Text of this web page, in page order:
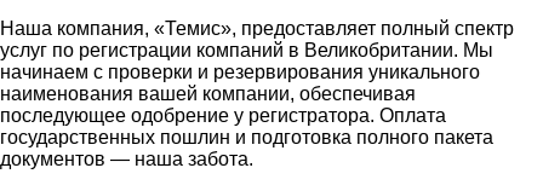
Наша компания, «Темис», предоставляет полный спектр
услуг по регистрации компаний в Великобритании. Мы
начинаем с проверки и резервирования уникального
наименования вашей компании, обеспечивая
последующее одобрение у регистратора. Оплата
государственных пошлин и подготовка полного пакета
документов — наша забота.